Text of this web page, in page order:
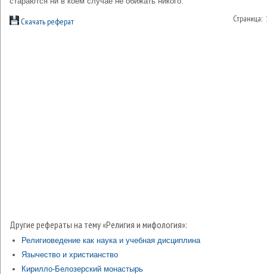
Скачать реферат Страница:
Другие рефераты на тему «Религия и мифология»:
Религиоведение как наука и учебная дисциплина
Язычество и христианство
Кирилло-Белозерский монастырь